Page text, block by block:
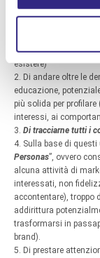
Inoltre, quando
(ovvero i consumatori
esistere)
2. Di andare oltre le
educazione,
più solida per
interessi, ai
3. Di tracciarne tutti i
4. Sulla base di
Personas”, ovvero
alcuna attività di
interessati, non
accontentare), troppo
addirittura
trasformarsi in
brand).
5. Di prestare